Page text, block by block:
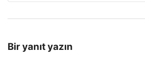
Bir yanıt yazın